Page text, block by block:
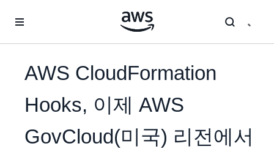
AWS CloudFormation
Hooks, 이제 AWS
GovCloud(미국) 리전에서